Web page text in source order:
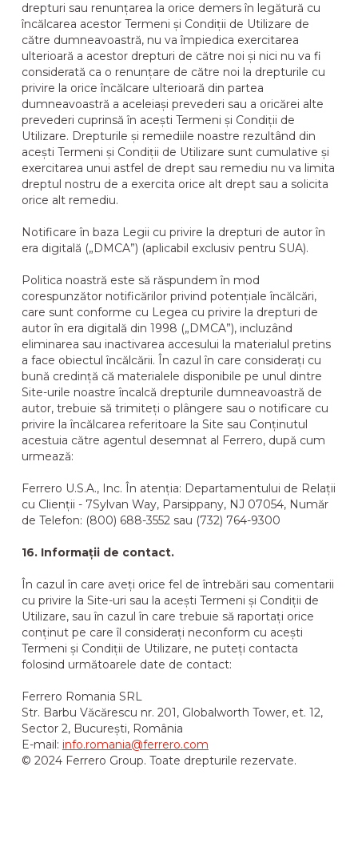
drepturi sau renunțarea la orice demers în legătură cu
încălcarea acestor Termeni și Condiții de Utilizare de
către dumneavoastră, nu va împiedica exercitarea
ulterioară a acestor drepturi de către noi și nici nu va fi
considerată ca o renunțare de către noi la drepturile cu
privire la orice încălcare ulterioară din partea
dumneavoastră a aceleiași prevederi sau a oricărei alte
prevederi cuprinsă în acești Termeni și Condiții de
Utilizare. Drepturile și remediile noastre rezultând din
acești Termeni și Condiții de Utilizare sunt cumulative și
exercitarea unui astfel de drept sau remediu nu va limita
dreptul nostru de a exercita orice alt drept sau a solicita
orice alt remediu.
Notificare în baza Legii cu privire la drepturi de autor în
era digitală („DMCA”) (aplicabil exclusiv pentru SUA).
Politica noastră este să răspundem în mod
corespunzător notificărilor privind potențiale încălcări,
care sunt conforme cu Legea cu privire la drepturi de
autor în era digitală din 1998 („DMCA”), incluzând
eliminarea sau inactivarea accesului la materialul pretins
a face obiectul încălcării. În cazul în care considerați cu
bună credință că materialele disponibile pe unul dintre
Site-urile noastre încalcă drepturile dumneavoastră de
autor, trebuie să trimiteți o plângere sau o notificare cu
privire la încălcarea referitoare la Site sau Conținutul
acestuia către agentul desemnat al Ferrero, după cum
urmează:
Ferrero U.S.A., Inc. În atenția: Departamentului de Relații
cu Clienții - 7Sylvan Way, Parsippany, NJ 07054, Număr
de Telefon: (800) 688-3552 sau (732) 764-9300
16. Informații de contact.
În cazul în care aveți orice fel de întrebări sau comentarii
cu privire la Site-uri sau la acești Termeni și Condiții de
Utilizare, sau în cazul în care trebuie să raportați orice
conținut pe care îl considerați neconform cu acești
Termeni și Condiții de Utilizare, ne puteți contacta
folosind următoarele date de contact:
Ferrero Romania SRL
Str. Barbu Văcărescu nr. 201, Globalworth Tower, et. 12,
Sector 2, București, România
E-mail: info.romania@ferrero.com
© 2024 Ferrero Group. Toate drepturile rezervate.